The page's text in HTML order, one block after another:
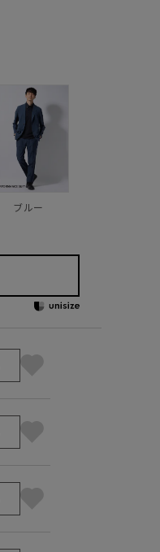
ブルー